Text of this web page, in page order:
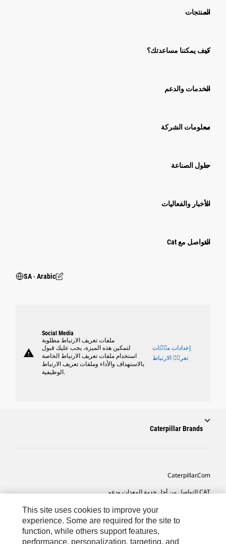
المنتجات
كيف يمكننا مساعدتك؟
الخدمات والدعم
معلومات الشركة
حلول الصناعة
الأخبار والفعاليات
التواصل مع Cat
SA ‧ Arabic
warning
Social Media
ملفات تعريف الارتباط مطلوبة
لتمكين هذه الميزة، يجب عليك قبول
استخدام ملفات تعريف الارتباط الخاصة
بالاستهداف والأداء وملفات تعريف الارتباط
الوظيفية.
إعدادات ملٝات
تعريٝ الارتباط
Caterpillar Brands
Caterpillar.com
CAT التواصل من أجل خدمة المعدات ودعم
تفضيلات التسويق الخاصة بي
خريطة الموقع
Cookie Settings
This site uses cookies to improve your
experience. Some are required for the site to
function, while others support features,
performance, personalization, targeting, and